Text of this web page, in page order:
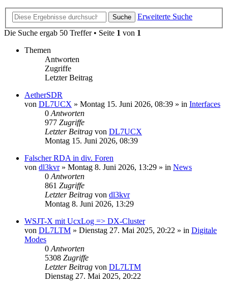
Suche
Erweiterte Suche
Die Suche ergab 50 Treffer • Seite 1 von 1
Themen
Antworten
Zugriffe
Letzter Beitrag
AetherSDR
von DL7UCX » Montag 15. Juni 2026, 08:39 » in Interfaces
0 Antworten
977 Zugriffe
Letzter Beitrag von DL7UCX
Montag 15. Juni 2026, 08:39
Falscher RDA in div. Foren
von dl3kvr» Montag 8. Juni 2026, 13:29 » in News
0 Antworten
861 Zugriffe
Letzter Beitrag von dl3kvr
Montag 8. Juni 2026, 13:29
WSJT-X mit UcxLog => DX-Cluster
von DL7LTM » Dienstag 27. Mai 2025, 20:22 » in Digitale
Modes
0 Antworten
5308 Zugriffe
Letzter Beitrag von DL7LTM
Dienstag 27. Mai 2025, 20:22